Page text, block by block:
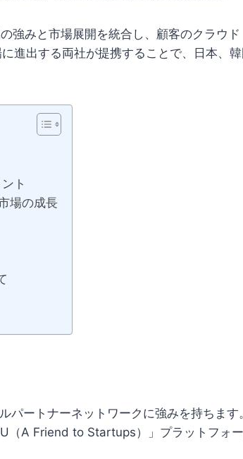
強みと市場展開を統合し、顧客のクラウ
進出する両社が提携することで、日本、
ト
場の成長
パートナーネットワークに強みを持ちます
（A Friend to Startups）」プラットフォ